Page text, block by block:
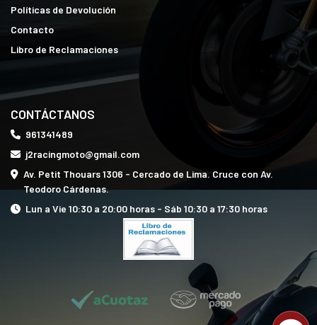
Políticas de Devolución
Contacto
Libro de Reclamaciones
CONTÁCTANOS
961341489
j2racingmoto@gmail.com
Av. Petit Thouars 1306 - Cercado de Lima. Cruce con Av.
Teodoro Cárdenas.
Lun a Vie 10:30 a 20:00 horas - Sáb 10:30 a 17:30 horas